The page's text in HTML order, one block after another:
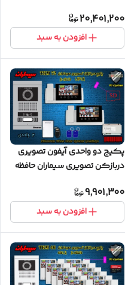
گوشی 46-TKM
20,401,200
افزودن به سبد
پکیج دو واحدی آیفون تصویری
دربازکن تصویری سیماران حافظه
9,901,300
افزودن به سبد